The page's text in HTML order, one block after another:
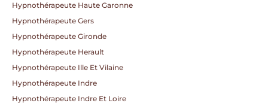
Hypnothérapeute Haute Garonne
Hypnothérapeute Gers
Hypnothérapeute Gironde
Hypnothérapeute Herault
Hypnothérapeute Ille Et Vilaine
Hypnothérapeute Indre
Hypnothérapeute Indre Et Loire